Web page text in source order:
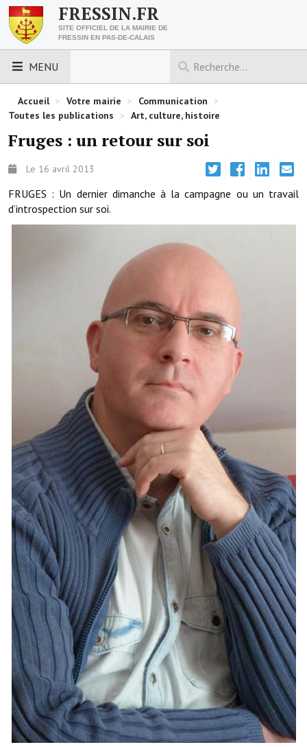
FRESSIN.FR
SITE OFFICIEL DE LA MAIRIE DE
FRESSIN EN PAS-DE-CALAIS
MENU
LES ESSENTIELS
Urbanisme
Nous contacter
Les foulées fressinoises
Démarches administratives
Projets et travaux en cours
Fêtes et manifestations
Numéros d'urgence
Terrains et maisons à vendre
VOTRE MAIRIE
Elus et agents
L'équipe municipale
Le personnel municipal
Les moyens financiers
Note de synthèse financière
Rapport d'orientation budgétaire
Actions et projets
Projets et travaux en cours
Procès verbaux des conseils municipaux
Accueil > Votre mairie > Communication >
Toutes les publications > Art, culture, histoire
Fruges : un retour sur soi
Le 16 avril 2013
FRUGES : Un dernier dimanche à la campagne ou un travail
d’introspection sur soi.